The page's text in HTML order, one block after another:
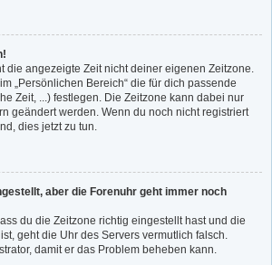
die angezeigte Zeit nicht deiner eigenen Zeitzone.
„Persönlichen Bereich“ die für dich passende
Zeit, ...) festlegen. Die Zeitzone kann dabei nur
geändert werden. Wenn du noch nicht registriert
dies jetzt zu tun.
aber die Forenuhr geht immer noch
du die Zeitzone richtig eingestellt hast und die
geht die Uhr des Servers vermutlich falsch.
damit er das Problem beheben kann.